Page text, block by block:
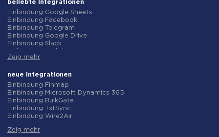
beliebte Integrationen
Einbindung Google Sheets
Einbindung Facebook
Einbindung Telegram
Einbindung Google Drive
Einbindung Slack
Einbindung Gmail
Einbindung ClickUp
Einbindung Airtable
Einbindung Google Contacts
Einbindung OpenAI (ChatGPT)
Einbindung Instagram
Einbindung ActiveCampaign
Einbindung Typeform
Einbindung Salesforce CRM
Zeig mehr
neue Integrationen
Einbindung Finmap
Einbindung Microsoft Dynamics 365
Einbindung BulkGate
Einbindung TxtSync
Einbindung Wire2Air
Einbindung Infobip
Zeig mehr